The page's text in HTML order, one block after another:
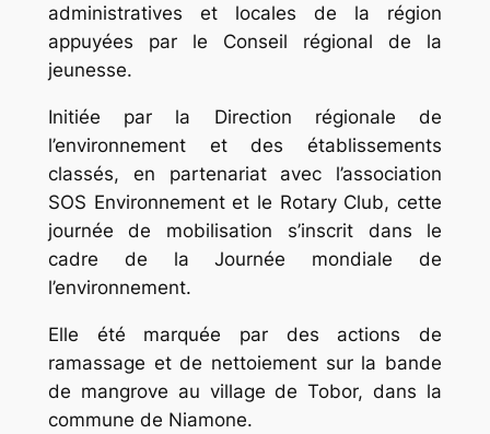
administratives et locales de la région
appuyées par le Conseil régional de la
jeunesse.
Initiée par la Direction régionale de
l’environnement et des établissements
classés, en partenariat avec l’association
SOS Environnement et le Rotary Club, cette
journée de mobilisation s’inscrit dans le
cadre de la Journée mondiale de
l’environnement.
Elle été marquée par des actions de
ramassage et de nettoiement sur la bande
de mangrove au village de Tobor, dans la
commune de Niamone.